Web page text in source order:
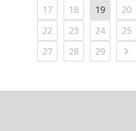
17
18 19 20
22
23 24 25
27
28 29